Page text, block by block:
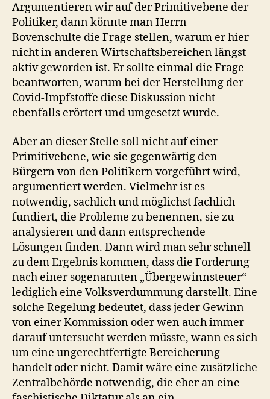
Argumentieren wir auf der Primitivebene der
Politiker, dann könnte man Herrn
Bovenschulte die Frage stellen, warum er hier
nicht in anderen Wirtschaftsbereichen längst
aktiv geworden ist. Er sollte einmal die Frage
beantworten, warum bei der Herstellung der
Covid-Impfstoffe diese Diskussion nicht
ebenfalls erörtert und umgesetzt wurde.
Aber an dieser Stelle soll nicht auf einer
Primitivebene, wie sie gegenwärtig den
Bürgern von den Politikern vorgeführt wird,
argumentiert werden. Vielmehr ist es
notwendig, sachlich und möglichst fachlich
fundiert, die Probleme zu benennen, sie zu
analysieren und dann entsprechende
Lösungen finden. Dann wird man sehr schnell
zu dem Ergebnis kommen, dass die Forderung
nach einer sogenannten „Übergewinnsteuer“
lediglich eine Volksverdummung darstellt. Eine
solche Regelung bedeutet, dass jeder Gewinn
von einer Kommission oder wen auch immer
darauf untersucht werden müsste, wann es sich
um eine ungerechtfertigte Bereicherung
handelt oder nicht. Damit wäre eine zusätzliche
Zentralbehörde notwendig, die eher an eine